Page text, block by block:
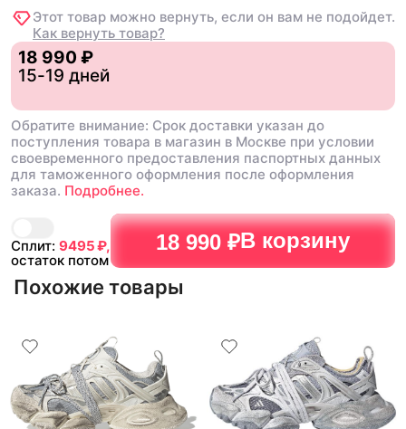
Сплит: 9495₽,
остаток потом
18 990 ₽В корзину
Этот товар можно вернуть, если он вам не подойдет.
Как вернуть товар?
18 990 ₽
15-19 дней
Обратите внимание: Срок доставки указан до
поступления товара в магазин в Москве при условии
своевременного предоставления паспортных данных
для таможенного оформления после оформления
заказа. Подробнее.
Похожие товары